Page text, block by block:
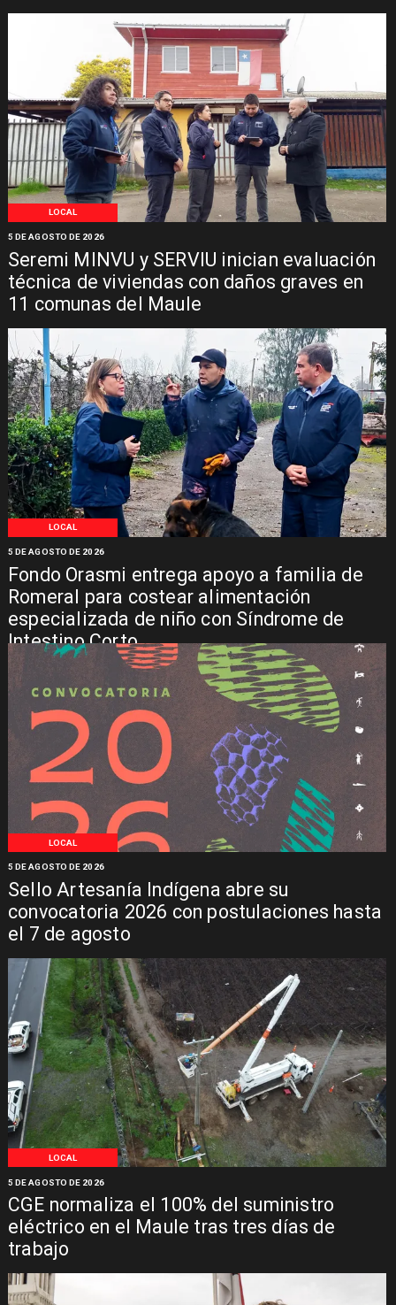
LOCAL
Seremi MINVU y SERVIU inician evaluación
técnica de viviendas con daños graves en
11 comunas del Maule
5 DE AGOSTO DE 2026
LOCAL
Fondo Orasmi entrega apoyo a familia de
Romeral para costear alimentación
especializada de niño con Síndrome de
Intestino Corto
5 DE AGOSTO DE 2026
LOCAL
Sello Artesanía Indígena abre su
convocatoria 2026 con postulaciones hasta
el 7 de agosto
5 DE AGOSTO DE 2026
LOCAL
CGE normaliza el 100% del suministro
eléctrico en el Maule tras tres días de
trabajo
5 DE AGOSTO DE 2026